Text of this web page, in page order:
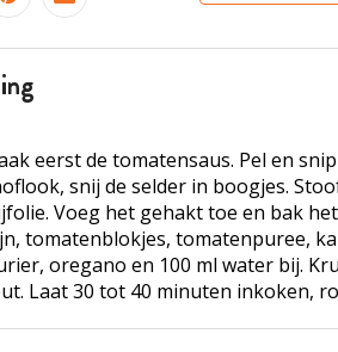
eerst de tomatensaus. Pel en
snij de selder in boogjes.
Voeg het gehakt toe en bak
tomatenblokjes, tomatenpuree,
oregano en 100 ml water bij.
Laat 30 tot 40 minuten inkoken,